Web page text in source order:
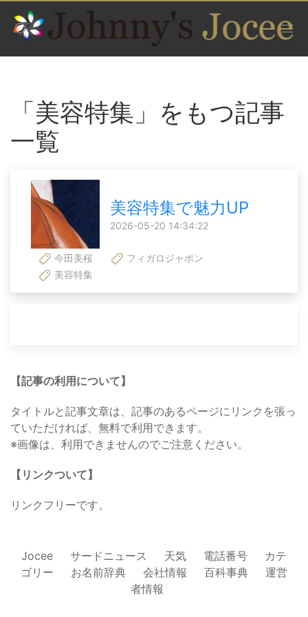
「美容特集」をもつ記事
一覧
美容特集で魅力UP
2026-05-20 14:34:22
今田美桜
フィガロジャポン
美容特集
【記事の利用について】
タイトルと記事文章は、記事のあるページにリンクを張っ
ていただければ、無料で利用できます。
※画像は、利用できませんのでご注意ください。
【リンクついて】
リンクフリーです。
Jocee サードニュース 天気 電話番号
カテ
ゴリー
お名前辞典 会社情報 百科事典
運営
者情報